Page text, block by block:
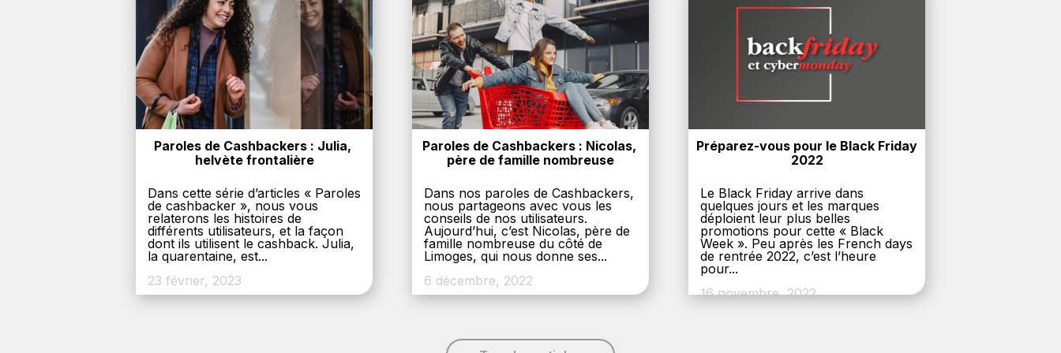
Paroles de Cashbackers : Julia,
helvète frontalière
Dans cette série d’articles « Paroles
de cashbacker », nous vous
relaterons les histoires de
différents utilisateurs, et la façon
dont ils utilisent le cashback. Julia,
la quarentaine, est...
23 février, 2023
Paroles de Cashbackers : Nicolas,
père de famille nombreuse
Dans nos paroles de Cashbackers,
nous partageons avec vous les
conseils de nos utilisateurs.
Aujourd’hui, c’est Nicolas, père de
famille nombreuse du côté de
Limoges, qui nous donne ses...
6 décembre, 2022
Préparez-vous pour le Black Friday
2022
Le Black Friday arrive dans
quelques jours et les marques
déploient leur plus belles
promotions pour cette « Black
Week ». Peu après les French days
de rentrée 2022, c’est l’heure
pour...
16 novembre, 2022